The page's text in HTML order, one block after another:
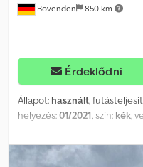
Bovenden 850 km
Érdeklődni
Állapot: használt,
helyezés:01/2021, szín: kék,
raktérmagasság:1 000 mm,
Bovenden. Crodpjzmy Iljfx